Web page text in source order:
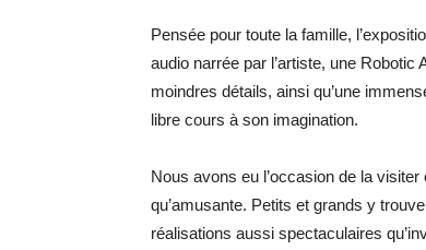
Pensée pour toute la famille,
audio narrée par l’artiste, une
moindres détails, ainsi qu’une
libre cours à son imagination.
Nous avons eu l’occasion de la
qu’amusante. Petits et grands y
réalisations aussi spectaculaires